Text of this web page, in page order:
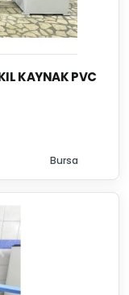
KAYNAK PVC
Bursa